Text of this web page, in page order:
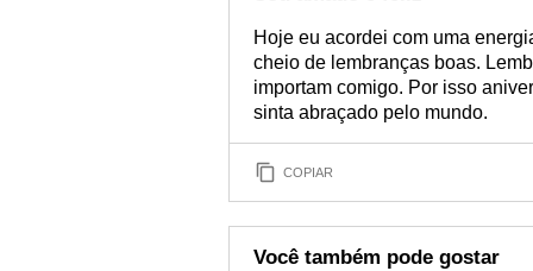
Hoje eu acordei com uma
cheio de lembranças boas.
importam comigo. Por isso
sinta abraçado pelo mundo.
COPIAR
Você também pode gostar